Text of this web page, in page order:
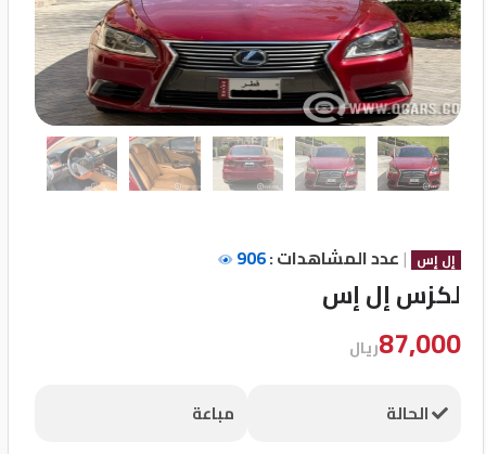
تسجيل
الدخول
English
مستثمري
المعارض
إل إس | عدد المشاهدات :906
لكزس إل إس
87,000ريال
الحالة
مباعة